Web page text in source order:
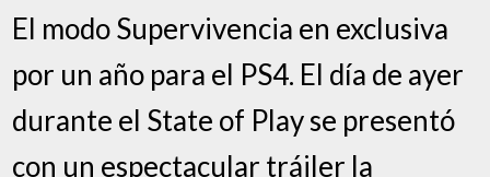
El modo Supervivencia en exclusiva
por un año para el PS4. El día de ayer
durante el State of Play se presentó
con un espectacular tráiler la